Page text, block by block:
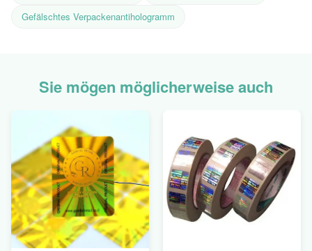
Gefälschtes Verpackenantihologramm
Sie mögen möglicherweise auch